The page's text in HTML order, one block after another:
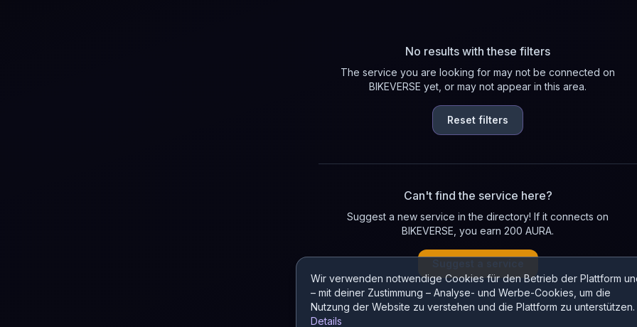
Wir verwenden notwendige Cookies für den Betrieb der Plattform
– mit deiner Zustimmung – Analyse- und Werbe-Cookies, um die
Nutzung der Website zu verstehen und die Plattform zu unterstützen.
Details
No results with these filters
The service you are looking for may not be connected on
BIKEVERSE yet, or may not appear in this area.
Reset filters
Can't find the service here?
Suggest a new service in the directory! If it connects on
BIKEVERSE, you earn 200 AURA.